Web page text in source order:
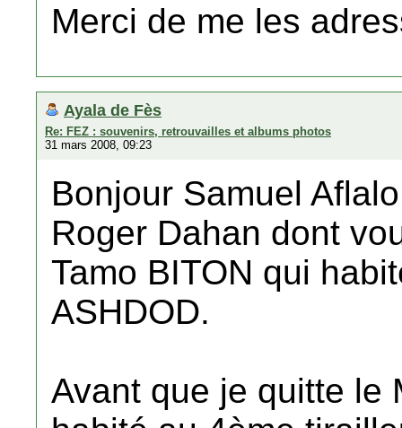
Merci de me les
Ayala de Fès
Re: FEZ : souvenirs, retrouvailles et albums photos
31 mars 2008, 09:23
Bonjour Samuel Aflalo
Roger Dahan dont
Tamo BITON qui
ASHDOD.
Avant que je quitte le